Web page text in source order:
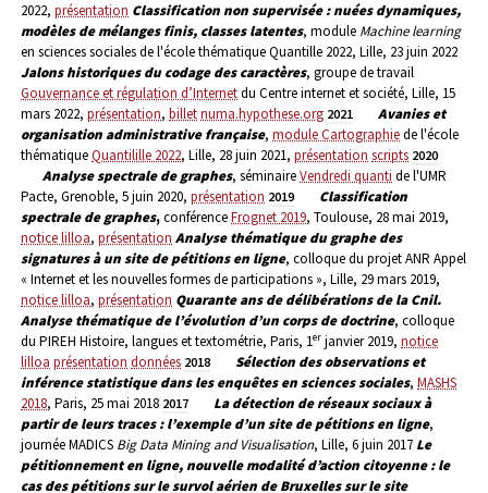
2022, présentation Classification non supervisée : nuées dynamiques,
modèles de mélanges finis, classes latentes, module Machine learning
en sciences sociales de l'école thématique Quantille 2022, Lille, 23 juin 2022
Jalons historiques du codage des caractères, groupe de travail
Gouvernance et régulation d’Internetdu Centre internet et société, Lille, 15
mars 2022, présentation, billetnuma.hypothese.org 2021
Avanies et
organisation administrative française, module Cartographiede l'école
thématiqueQuantilille 2022, Lille, 28 juin 2021, présentation scripts 2020
Analyse spectrale de graphes, séminaireVendredi quanti de l'UMR
Pacte, Grenoble, 5 juin 2020, présentation 2019
Classification
spectrale de graphes,conférenceFrognet 2019, Toulouse, 28 mai 2019,
notice lilloa, présentation Analyse thématique du graphe des
signatures à un site de pétitions en ligne, colloque du projet ANR Appel
« Internet et les nouvelles formes de participations », Lille, 29 mars 2019,
notice lilloa, présentation Quarante ans de délibérations de la Cnil.
Analyse thématique de l’évolution d’un corps de doctrine, colloque
du PIREH Histoire, langues et textométrie, Paris, 1er janvier 2019, notice
lilloa présentation données 2018
Sélection des observations et
inférence statistique dans les enquêtes en sciences sociales, MASHS
2018, Paris, 25 mai 2018 2017
La détection de réseaux sociaux à
partir de leurs traces : l’exemple d’un site de pétitions en ligne,
journée MADICS Big Data Mining and Visualisation, Lille, 6 juin 2017 Le
pétitionnement en ligne, nouvelle modalité d’action citoyenne : le
cas des pétitions sur le survol aérien de Bruxelles sur le site